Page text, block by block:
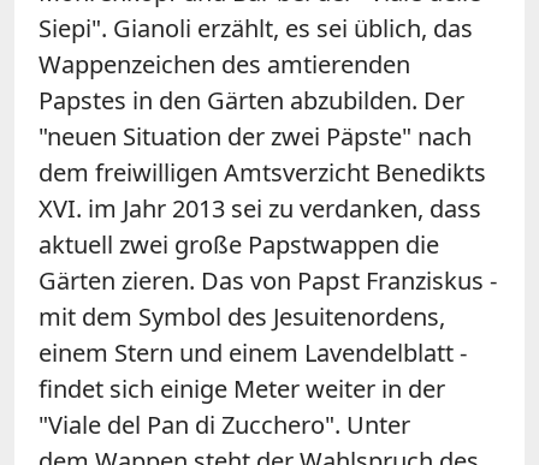
Siepi". Gianoli erzählt, es sei üblich, das
Wappenzeichen des amtierenden
Papstes in den Gärten abzubilden. Der
"neuen Situation der zwei Päpste" nach
dem freiwilligen Amtsverzicht Benedikts
XVI. im Jahr 2013 sei zu verdanken, dass
aktuell zwei große Papstwappen die
Gärten zieren. Das von Papst Franziskus -
mit dem Symbol des Jesuitenordens,
einem Stern und einem Lavendelblatt -
findet sich einige Meter weiter in der
"Viale del Pan di Zucchero". Unter